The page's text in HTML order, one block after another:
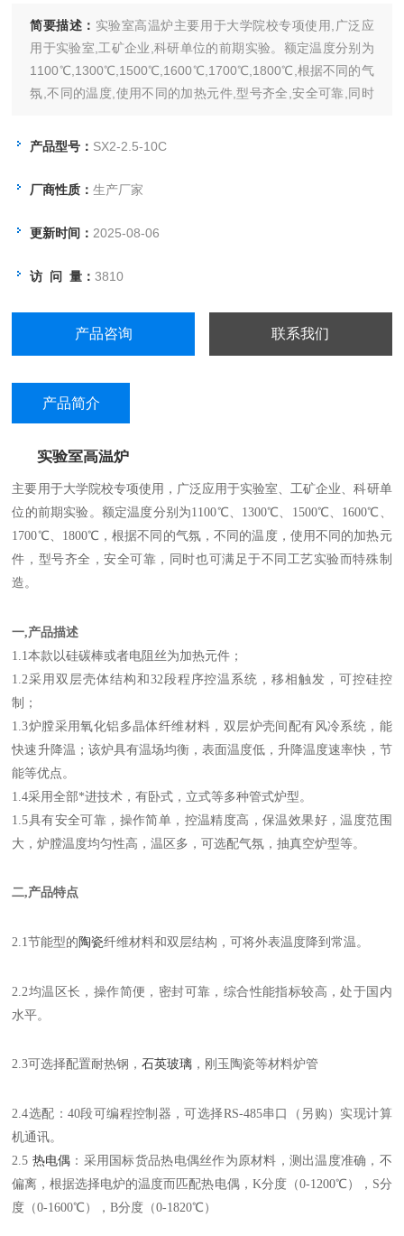
简要描述： 实验室高温炉主要用于大学院校专项使用,广泛应
用于实验室,工矿企业,科研单位的前期实验。额定温度分别为
1100℃,1300℃,1500℃,1600℃,1700℃,1800℃,根据不同的气
氛,不同的温度,使用不同的加热元件,型号齐全,安全可靠,同时
产品型号： SX2-2.5-10C
厂商性质：生产厂家
更新时间： 2025-08-06
访 问 量：3810
产品咨询 联系我们
产品简介
实验室高温炉
主要用于大学院校专项使用，广泛应用于实验室、工矿企业、科研单
位的前期实验。额定温度分别为1100℃、1300℃、1500℃、1600℃、
1700℃、1800℃，根据不同的气氛，不同的温度，使用不同的加热元
件，型号齐全，安全可靠，同时也可满足于不同工艺实验而特殊制
造。
一,产品描述
1.1本款以硅碳棒或者电阻丝为加热元件；
1.2采用双层壳体结构和32段程序控温系统，移相触发，可控硅控
制；
1.3炉膛采用氧化铝多晶体纤维材料，双层炉壳间配有风冷系统，能
快速升降温；该炉具有温场均衡，表面温度低，升降温度速率快，节
能等优点。
1.4采用全部*进技术，有卧式，立式等多种管式炉型。
1.5具有安全可靠，操作简单，控温精度高，保温效果好，温度范围
大，炉膛温度均匀性高，温区多，可选配气氛，抽真空炉型等。
二,产品特点
2.1节能型的 陶瓷纤维材料和双层结构，可将外表温度降到常温。
2.2均温区长，操作简便，密封可靠，综合性能指标较高，处于国内
水平。
2.3可选择配置耐热钢，石英玻璃 ，刚玉陶瓷等材料炉管
2.4选配：40段可编程控制器，可选择RS-485串口（另购）实现计算
机通讯。
2.5 热电偶 ：采用国标货品热电偶丝作为原材料，测出温度准确，不
偏离，根据选择电炉的温度而匹配热电偶， K分度（0-1200℃）， S分
度（0-1600℃），B分度（0-1820℃）